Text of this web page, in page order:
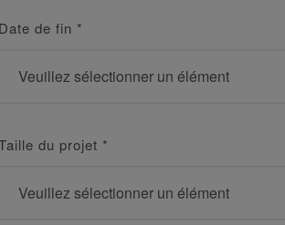
Date de fin *
du projet *